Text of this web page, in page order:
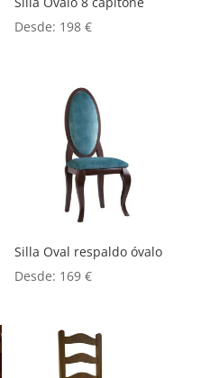
Desde: 198€
Silla Oval respaldo óvalo
Desde: 169€